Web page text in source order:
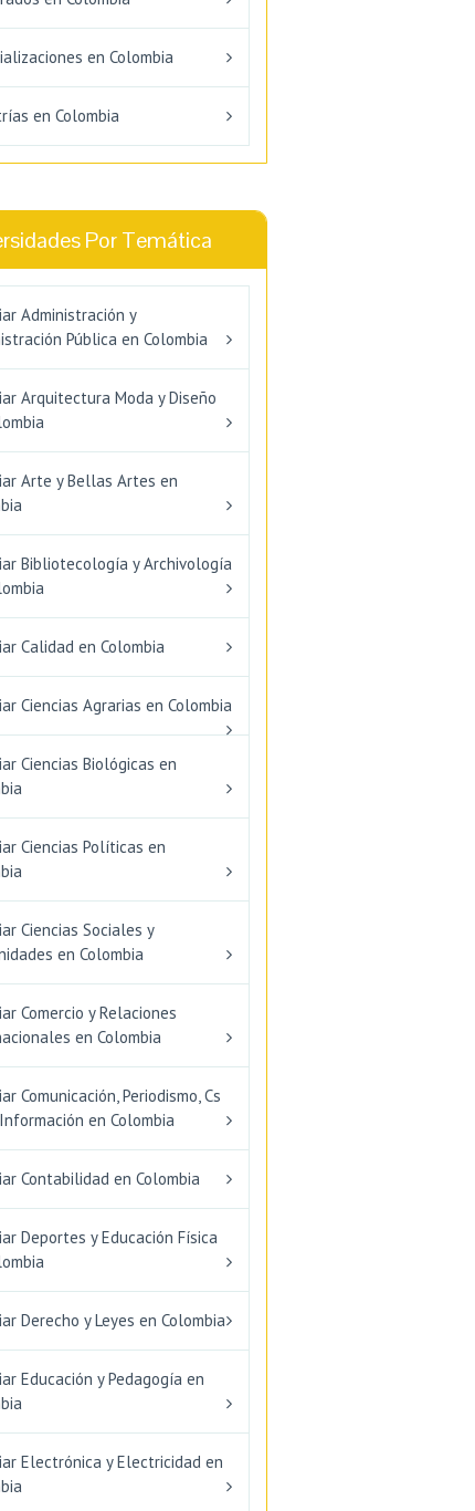
en Colombia
en Colombia
Por Temática
Administración y
Pública en Colombia
Arquitectura Moda y Diseño
Arte y Bellas Artes en
Bibliotecología y Archivología
Calidad en Colombia
Ciencias Agrarias en Colombia
Ciencias Biológicas en
Ciencias Políticas en
Ciencias Sociales y
en Colombia
Comercio y Relaciones
en Colombia
Comunicación, Periodismo, Cs
en Colombia
Contabilidad en Colombia
Deportes y Educación Física
Derecho y Leyes en Colombia
Educación y Pedagogía en
Electrónica y Electricidad en